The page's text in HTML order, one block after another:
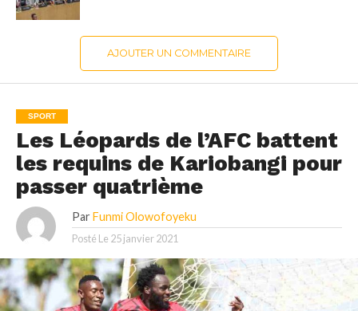
AJOUTER UN COMMENTAIRE
SPORT
Les Léopards de l’AFC battent
les requins de Kariobangi pour
passer quatrième
Par Funmi Olowofoyeku
Posté Le 25 janvier 2021